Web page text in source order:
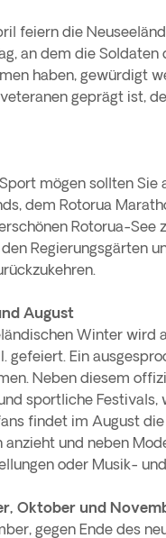
feiern die
an dem die
haben, gewürdigt
geprägt ist,
mögen sollten
dem Rotorua
Rotorua-See
Regierungsgärten
August
Winter wird
gefeiert. Ein
Neben diesem
sportliche Festivals,
findet im August
anzieht und neben
oder Musik-
Oktober und
gegen Ende des